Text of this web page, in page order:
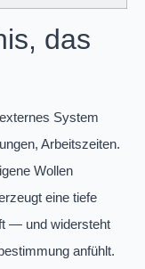
das
System
Arbeitszeiten.
Wollen
eine tiefe
— und widersteht
anfühlt.